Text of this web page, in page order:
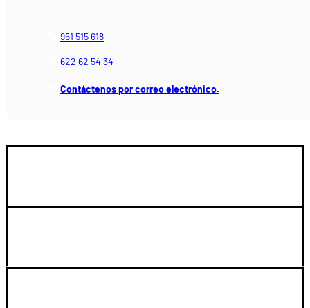
961 515 618
622 62 54 34
Contáctenos por correo electrónico.